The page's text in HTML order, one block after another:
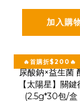
加入購
🔥首購折$200🔥